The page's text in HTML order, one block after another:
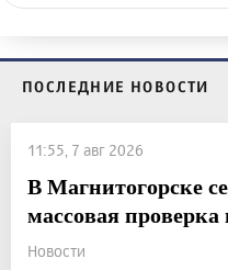
ПОСЛЕДНИЕ НОВОСТИ
11:55, 7 авг 2026
В Магнитогорске
массовая проверка
Новости